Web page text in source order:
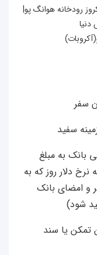
هوانگ پو|
مبلغ
روز که به
بانک
سند